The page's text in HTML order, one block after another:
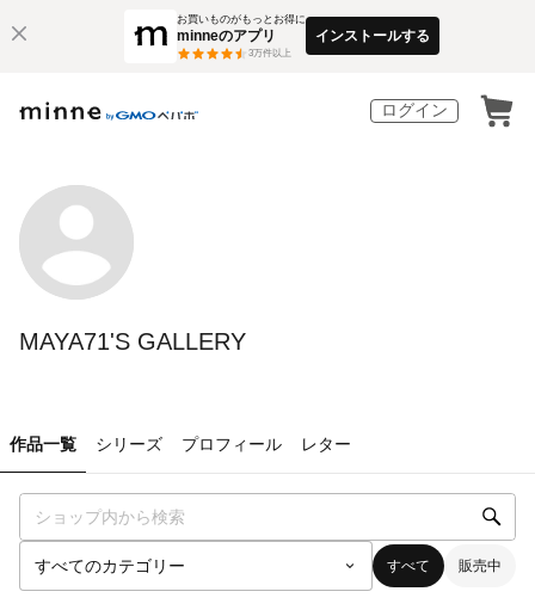
お買いものがもっとお得に
minneのアプリ
3万件以上
インストールする
ログイン
MAYA71'S GALLERY
作品一覧 シリーズ プロフィール レター
すべて 販売中